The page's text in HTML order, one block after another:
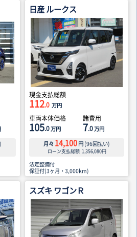
日産 ルークス
現金支払総額
112.0 万円
車両本体価格
105.0万円
諸費用
7.0万円
月々 14,100 円 (96回払い)
ローン支払総額 1,356,080円
法定整備付
保証付(3ヶ月・3,000km)
スズキ ワゴンＲ